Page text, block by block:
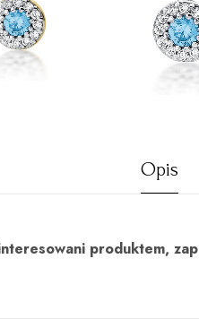
Opis
produktem,